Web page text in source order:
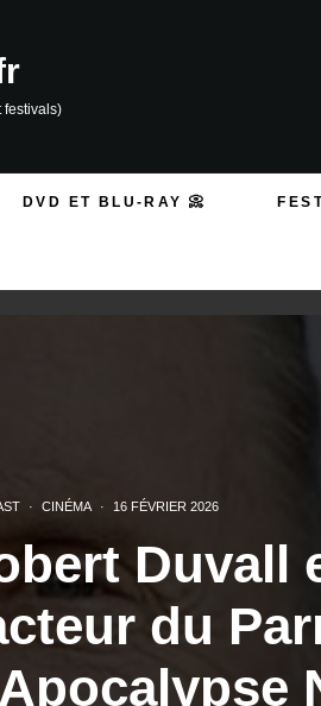
festivals)
DVD ET BLU-RAY 📀
· CINÉMA · 16 FÉVRIER 2026
Duvall
du